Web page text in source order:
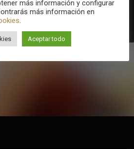
más información y configurar
más información en
Aceptar todo